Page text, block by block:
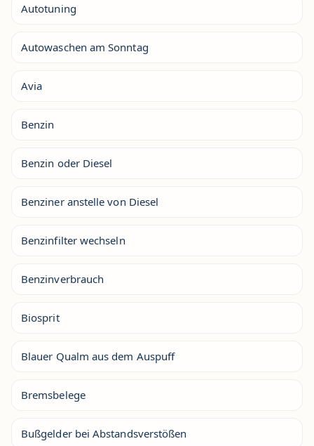
Autotuning
Autowaschen am Sonntag
Avia
Benzin
Benzin oder Diesel
Benziner anstelle von Diesel
Benzinfilter wechseln
Benzinverbrauch
Biosprit
Blauer Qualm aus dem Auspuff
Bremsbelege
Bußgelder bei Abstandsverstößen